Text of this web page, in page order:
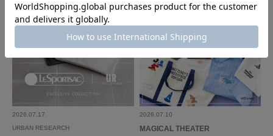
2026.07.17
URBAN RESEARCH
2026.07.10
MAGICAL THEATER